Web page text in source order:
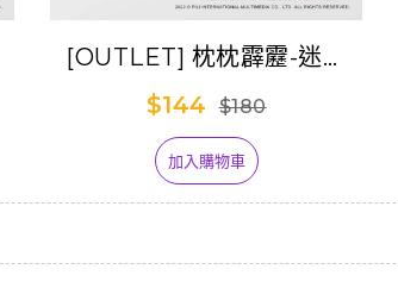
[OUTLET] 枕枕霹靂-迷你
腕枕-靜青款(青陽子+靜濤
$144 $180
加入購物車